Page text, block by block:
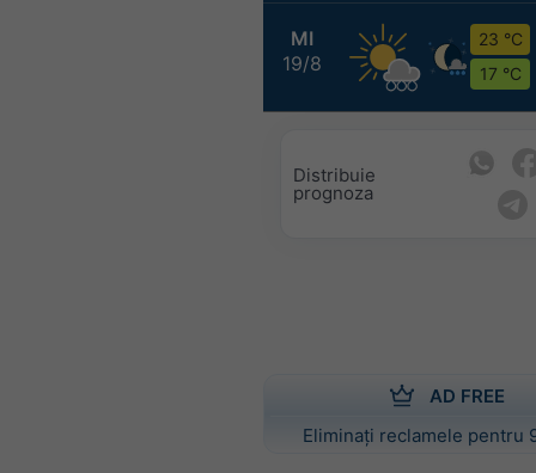
MI
19/8
23 °C
17 °C
Distribuie
prognoza
AD FREE
Eliminați reclamele pentru